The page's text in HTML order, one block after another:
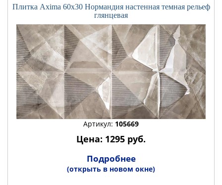
Плитка Axima 60x30 Нормандия настенная темная рельеф
глянцевая
Артикул: 105669
Цена: 1295 руб.
Подробнее
(открыть в новом окне)